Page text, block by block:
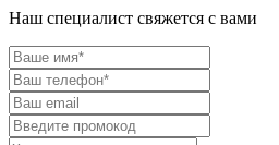
Наш специалист свяжется с вами